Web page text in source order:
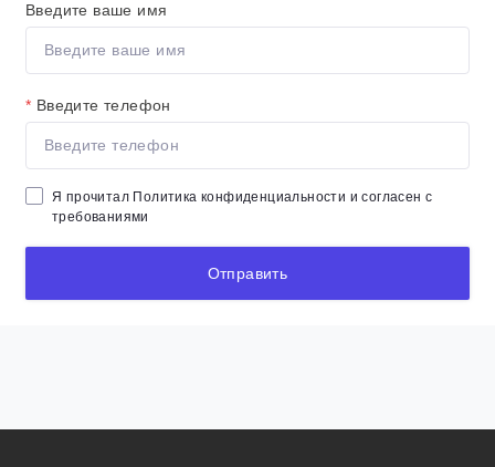
Введите ваше имя
* Введите телефон
Я прочитал Политика конфиденциальности и согласен с
требованиями
Отправить